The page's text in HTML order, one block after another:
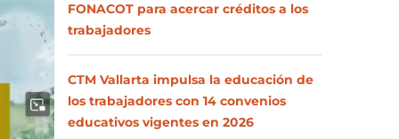
FONACOT para acercar créditos a los
trabajadores
CTM Vallarta impulsa la educación de
los trabajadores con 14 convenios
educativos vigentes en 2026